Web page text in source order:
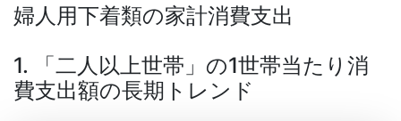
婦人用下着類の家計消費支出
1. 「二人以上世帯」の1世帯当たり消
費支出額の長期トレンド